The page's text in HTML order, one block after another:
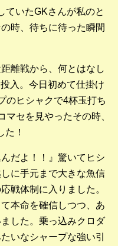
ていたGKさんが私のと
時、待ちに待った瞬間
離戦から、何とはなし
入。今日初めて仕掛け
のヒシャクで4杯玉打ち
マセを見やったその時、
！
だよ！！』驚いてヒシ
に手元まで大きな魚信
戦体制に入りました。
本命を確信しつつ、あ
した。乗っ込みクロダ
いなシャープな強い引